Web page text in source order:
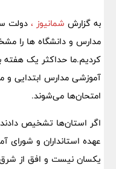
به گزارش شمانیوز ، دولت
مدارس و دانشگاه ها را
کردیم.ما حداکثر یک
آموزشی مدارس ابتدایی و
امتحان‌ها می‌شوند.
اگر استان‌ها تشخیص
عهده استانداران و
یکسان نیست و افق از